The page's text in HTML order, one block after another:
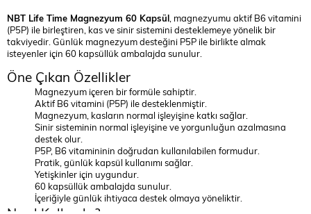
NBT Life Time Magnezyum 60 Kapsül , magnezyumu aktif B6 vitamini
(P5P) ile birleştiren, kas ve sinir sistemini desteklemeye yönelik bir
takviyedir. Günlük magnezyum desteğini P5P ile birlikte almak
isteyenler için 60 kapsüllük ambalajda sunulur.
Öne Çıkan Özellikler
Magnezyum içeren bir formüle sahiptir.
Aktif B6 vitamini (P5P) ile desteklenmiştir.
Magnezyum, kasların normal işleyişine katkı sağlar.
Sinir sisteminin normal işleyişine ve yorgunluğun azalmasına
destek olur.
P5P, B6 vitamininin doğrudan kullanılabilen formudur.
Pratik, günlük kapsül kullanımı sağlar.
Yetişkinler için uygundur.
60 kapsüllük ambalajda sunulur.
İçeriğiyle günlük ihtiyaca destek olmaya yöneliktir.